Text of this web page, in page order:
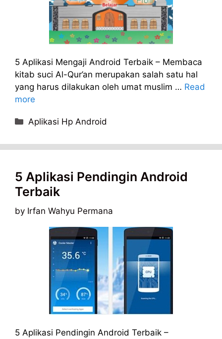
5 Aplikasi Mengaji Android Terbaik – Membaca
kitab suci Al-Qur’an merupakan salah satu hal
yang harus dilakukan oleh umat muslim … Read
more
Categories
Aplikasi Hp Android
5 Aplikasi Pendingin Android
Terbaik
by Irfan Wahyu Permana
5 Aplikasi Pendingin Android Terbaik –